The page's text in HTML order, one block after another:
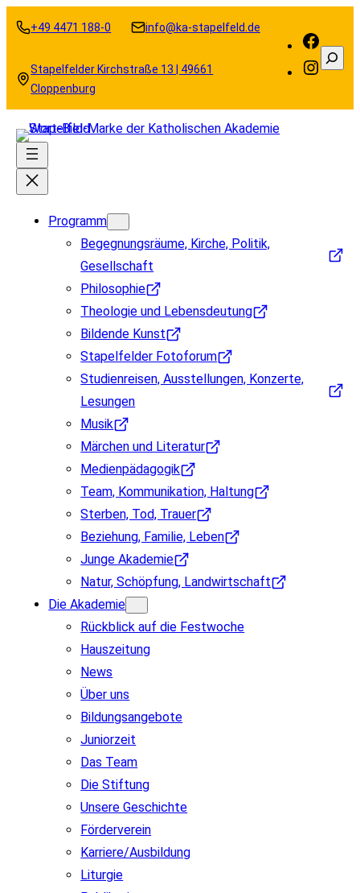
Zum
Inhalt
springen
+49 4471 188-0 info@ka-stapelfeld.de
Stapelfelder Kirchstraße 13 | 49661
Cloppenburg
Programm
Begegnungsräume, Kirche, Politik,
Gesellschaft
Philosophie
Theologie und Lebensdeutung
Bildende Kunst
Stapelfelder Fotoforum
Studienreisen, Ausstellungen, Konzerte,
Lesungen
Musik
Märchen und Literatur
Medienpädagogik
Team, Kommunikation, Haltung
Sterben, Tod, Trauer
Beziehung, Familie, Leben
Junge Akademie
Natur, Schöpfung, Landwirtschaft
Die Akademie
Rückblick auf die Festwoche
Hauszeitung
News
Über uns
Bildungsangebote
Juniorzeit
Das Team
Die Stiftung
Unsere Geschichte
Förderverein
Karriere/Ausbildung
Liturgie